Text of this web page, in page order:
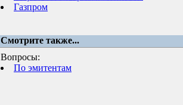
Газпром
Смотрите также...
Вопросы:
По эмитентам